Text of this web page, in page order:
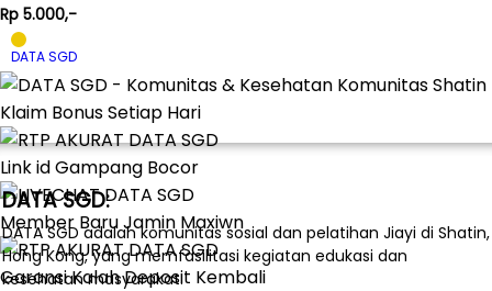
Rp 5.000,-
DATA SGD
Klaim Bonus Setiap Hari
Link id Gampang Bocor
Member Baru Jamin Maxiwn
Garansi Kalah Deposit Kembali
DATA SGD:
DATA SGD adalah komunitas sosial dan pelatihan Jiayi di Shatin,
Hong Kong, yang memfasilitasi kegiatan edukasi dan
kesehatan masyarakat.